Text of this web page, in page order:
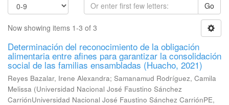
Go
Now showing items 1-3 of 3
Determinación del reconocimiento de la obligación
alimentaria entre afines para garantizar la consolidación
social de las familias ensambladas (Huacho, 2021)
Reyes Bazalar, Irene Alexandra; Samanamud Rodríguez, Camila
Melissa (Universidad Nacional José Faustino Sánchez
CarriónUniversidad Nacional José Faustino Sánchez CarriónPE,